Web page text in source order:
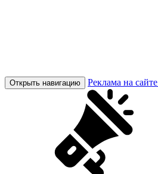
Открыть навигацию Реклама на сайте